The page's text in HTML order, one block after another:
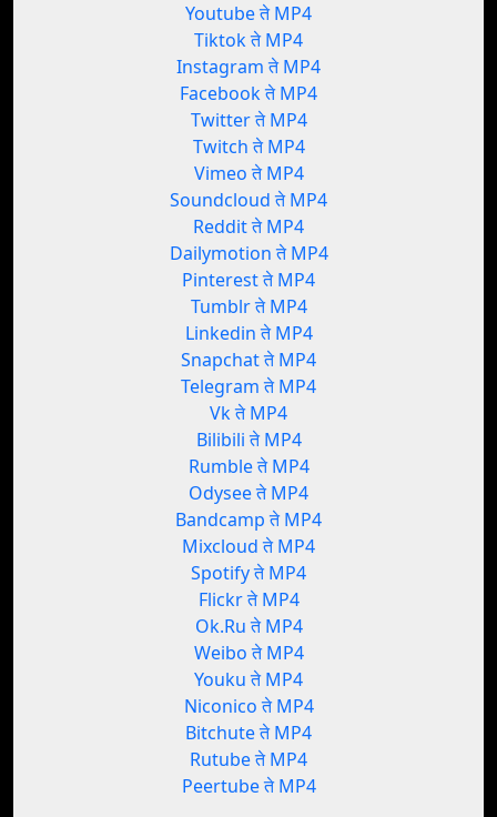
Youtube ते MP4
Tiktok ते MP4
Instagram ते MP4
Facebook ते MP4
Twitter ते MP4
Twitch ते MP4
Vimeo ते MP4
Soundcloud ते MP4
Reddit ते MP4
Dailymotion ते MP4
Pinterest ते MP4
Tumblr ते MP4
Linkedin ते MP4
Snapchat ते MP4
Telegram ते MP4
Vk ते MP4
Bilibili ते MP4
Rumble ते MP4
Odysee ते MP4
Bandcamp ते MP4
Mixcloud ते MP4
Spotify ते MP4
Flickr ते MP4
Ok.Ru ते MP4
Weibo ते MP4
Youku ते MP4
Niconico ते MP4
Bitchute ते MP4
Rutube ते MP4
Peertube ते MP4